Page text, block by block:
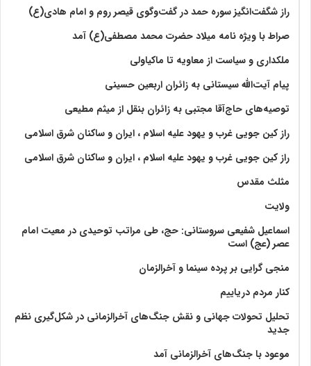
راز شگفت‌انگیز سوره حمد در گفت‌وگوی قیصر روم و امام هادی(ع)
صراط با ویژه نامه میلاد حضرت محمد مصطفی(ع) آمد
ملکداری و سیاست از معاویه تا ماکیاولی
پیام آیت‌الله سیستانی به زائران اربعین حسینی
توصیه‌های حاج‌آقا مجتبی به زائران بنقل از میثم مطیعی
راز کین جویی غرب و یهود علیه اسلام ، ایران و ساکنان شرق اسلامی
راز کین جویی غرب و یهود علیه اسلام ، ایران و ساکنان شرق اسلامی
مثلث مقدس
ولايت‏
اسماعیل شفیعی سروستانی: حج، طی مراتب توحیدی در معیت امام
عصر (عج) است
منجی گرایی بر پرده سینما و آخرالزمان
کنار مردم دریاییم
تحلیل تحولات جهانی و نقش جنگ‌های آخرالزمانی در شکل‌گیری نظم
جدید
موعود با جنگ‌های آخرالزمانی آمد